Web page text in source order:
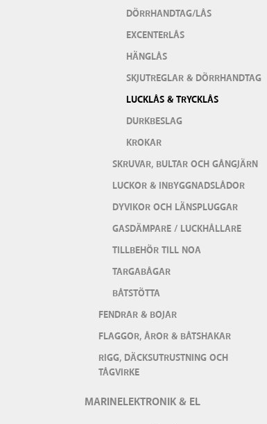
DÖRRHANDTAG/LÅS
EXCENTERLÅS
HÄNGLÅS
SKJUTREGLAR & DÖRRHANDTAG
LUCKLÅS & TRYCKLÅS
DURKBESLAG
KROKAR
SKRUVAR, BULTAR OCH GÅNGJÄRN
LUCKOR & INBYGGNADSLÅDOR
DYVIKOR OCH LÄNSPLUGGAR
GASDÄMPARE / LUCKHÅLLARE
TILLBEHÖR TILL NOA
TARGABÅGAR
BÅTSTÖTTA
FENDRAR & BOJAR
FLAGGOR, ÅROR & BÅTSHAKAR
RIGG, DÄCKSUTRUSTNING OCH
TÅGVIRKE
MARINELEKTRONIK & EL